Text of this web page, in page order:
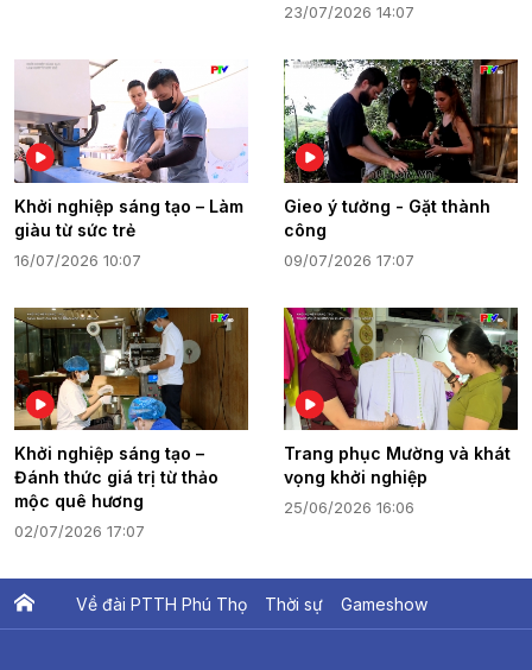
23/07/2026 14:07
Khởi nghiệp sáng tạo – Làm
giàu từ sức trẻ
16/07/2026 10:07
Gieo ý tưởng - Gặt thành
công
09/07/2026 17:07
Khởi nghiệp sáng tạo –
Đánh thức giá trị từ thảo
mộc quê hương
02/07/2026 17:07
Trang phục Mường và khát
vọng khởi nghiệp
25/06/2026 16:06
Về đài PTTH Phú Thọ Thời sự Gameshow